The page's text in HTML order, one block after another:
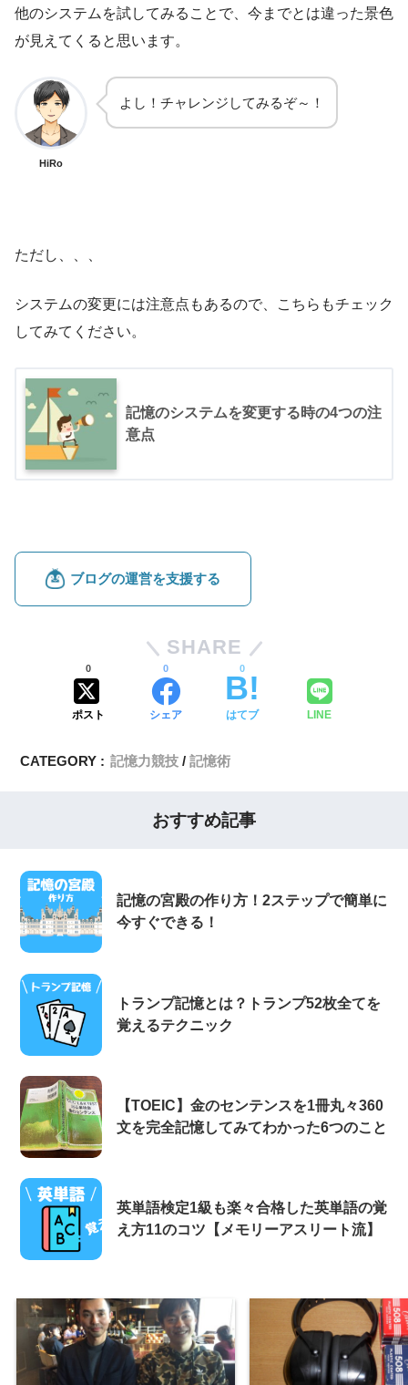
他のシステムを試してみることで、今までとは違った景色
が見えてくると思います。
HiRo
よし！チャレンジしてみるぞ～！
ただし、、、
システムの変更には注意点もあるので、こちらもチェック
してみてください。
記憶のシステムを変更する時の4つの注
意点
SHARE
ポスト
0
シェア
0
はてブ
0
LINE
CATEGORY : 記憶力競技 記憶術
おすすめ記事
記憶の宮殿の作り方！2ステップで簡単に
今すぐできる！
トランプ記憶とは？トランプ52枚全てを
覚えるテクニック
【TOEIC】金のセンテンスを1冊丸々360
文を完全記憶してみてわかった6つのこと
英単語検定1級も楽々合格した英単語の覚
え方11のコツ【メモリーアスリート流】